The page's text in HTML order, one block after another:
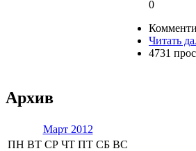
0
Читать
4731
Архив
Март 2012
ПН ВТ СР ЧТ ПТ СБ ВС